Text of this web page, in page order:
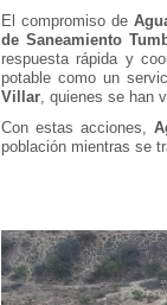
El compromiso de
de Saneamiento
respuesta rápida y
potable como un
Villar, quienes se han
Con estas acciones,
población mientras se